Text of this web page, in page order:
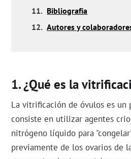
11. Bibliografía
12. Autores y
¿Qué es la
La vitrificación de óvulos es un
consiste en utilizar agentes
nitrógeno líquido para
previamente de los ovarios de